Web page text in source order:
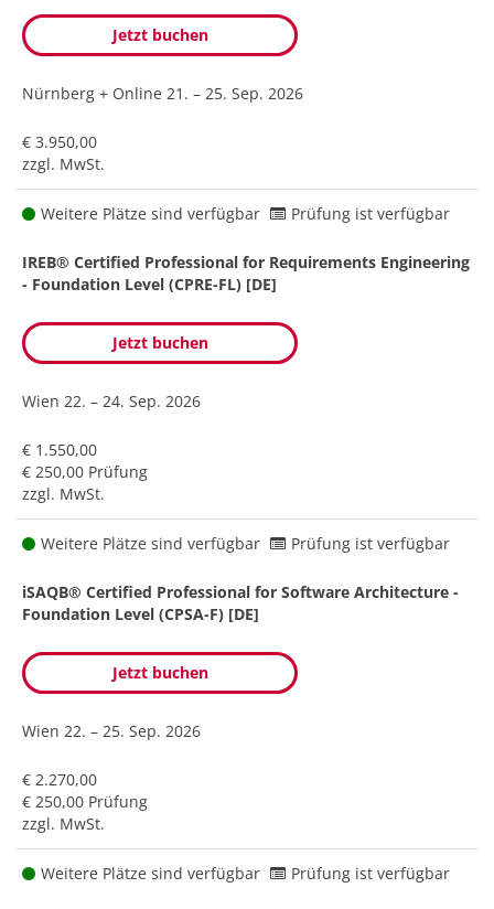
Jetzt buchen
Nürnberg + Online 21. – 25. Sep. 2026
€ 3.950,00
zzgl. MwSt.
Weitere Plätze sind verfügbar Prüfung ist verfügbar
IREB® Certified Professional for Requirements Engineering
- Foundation Level (CPRE-FL) [DE]
Jetzt buchen
Wien 22. – 24. Sep. 2026
€ 1.550,00
€ 250,00 Prüfung
zzgl. MwSt.
Weitere Plätze sind verfügbar Prüfung ist verfügbar
iSAQB® Certified Professional for Software Architecture -
Foundation Level (CPSA-F) [DE]
Jetzt buchen
Wien 22. – 25. Sep. 2026
€ 2.270,00
€ 250,00 Prüfung
zzgl. MwSt.
Weitere Plätze sind verfügbar Prüfung ist verfügbar